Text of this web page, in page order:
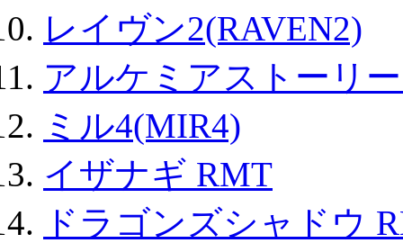
レイヴン2(RAVEN2)
アルケミアストーリ
ミル4(MIR4)
イザナギ RMT
ドラゴンズシャドウ